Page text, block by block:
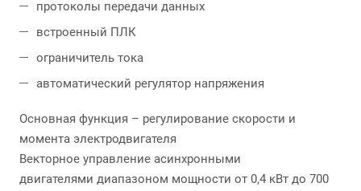
протоколы передачи данных
встроенный ПЛК
ограничитель тока
автоматический регулятор напряжения
Основная функция – регулирование скорости и
момента электродвигателя
Векторное управление асинхронными
двигателями диапазоном мощности от 0,4 кВт до 700